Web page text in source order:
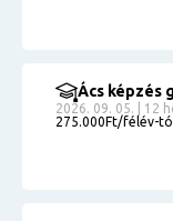
Ács képzés
2026. 09. 05. | 12
275.000Ft/félév-